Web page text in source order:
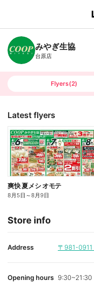
B
n
c
h
T
みやぎ生協
台原店
Flyers(2)
Latest flyers
爽快 夏メシ オモテ
8月5日 ～8月9日
Store info
Address 〒981-0911
Opening hours 9:30~21:30